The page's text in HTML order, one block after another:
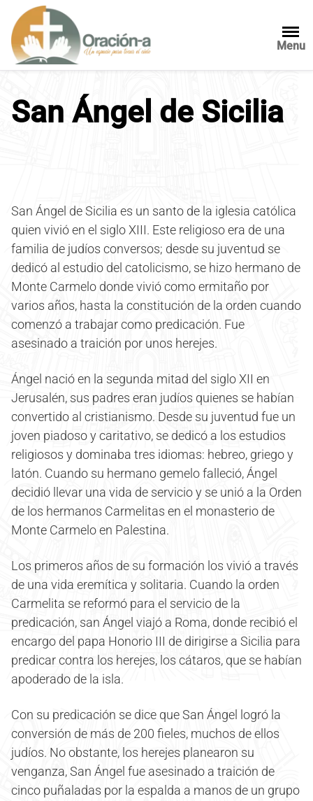
a
Menu
San Ángel de Sicilia
San Ángel de Sicilia es un santo de la iglesia católica
quien vivió en el siglo XIII. Este religioso era de una
familia de judíos conversos; desde su juventud se
dedicó al estudio del catolicismo, se hizo hermano de
Monte Carmelo donde vivió como ermitaño por
varios años, hasta la constitución de la orden cuando
comenzó a trabajar como predicación. Fue
asesinado a traición por unos herejes.
Ángel nació en la segunda mitad del siglo XII en
Jerusalén, sus padres eran judíos quienes se habían
convertido al cristianismo. Desde su juventud fue un
joven piadoso y caritativo, se dedicó a los estudios
religiosos y dominaba tres idiomas: hebreo, griego y
latón. Cuando su hermano gemelo falleció, Ángel
decidió llevar una vida de servicio y se unió a la Orden
de los hermanos Carmelitas en el monasterio de
Monte Carmelo en Palestina.
Los primeros años de su formación los vivió a través
de una vida eremítica y solitaria. Cuando la orden
Carmelita se reformó para el servicio de la
predicación, san Ángel viajó a Roma, donde recibió el
encargo del papa Honorio III de dirigirse a Sicilia para
predicar contra los herejes, los cátaros, que se habían
apoderado de la isla.
Con su predicación se dice que San Ángel logró la
conversión de más de 200 fieles, muchos de ellos
judíos. No obstante, los herejes planearon su
venganza, San Ángel fue asesinado a traición de
cinco puñaladas por la espalda a manos de un grupo